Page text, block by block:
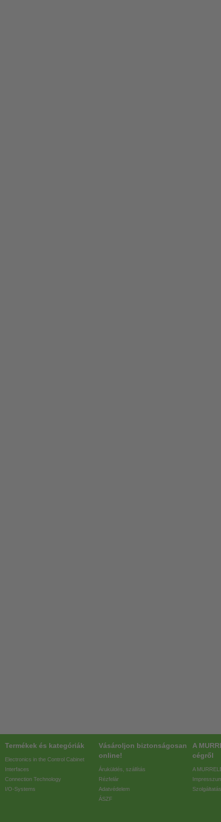
Termékek és kategóriák
Electronics in the Control Cabinet
Interfaces
Connection Technology
I/O-Systems
Vásároljon biztonságosan
online!
Áruküldés, szállítás
Rézfelár
Adatvédelem
ÁSZF
A
cégről
A